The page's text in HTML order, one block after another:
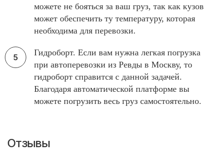
можете не бояться за ваш груз, так как кузов
может обеспечить ту температуру, которая
необходима для перевозки.
Гидроборт. Если вам нужна легкая погрузка
при автоперевозки из Ревды в Москву, то
гидроборт справится с данной задачей.
Благодаря автоматической платформе вы
можете погрузить весь груз самостоятельно.
Отзывы